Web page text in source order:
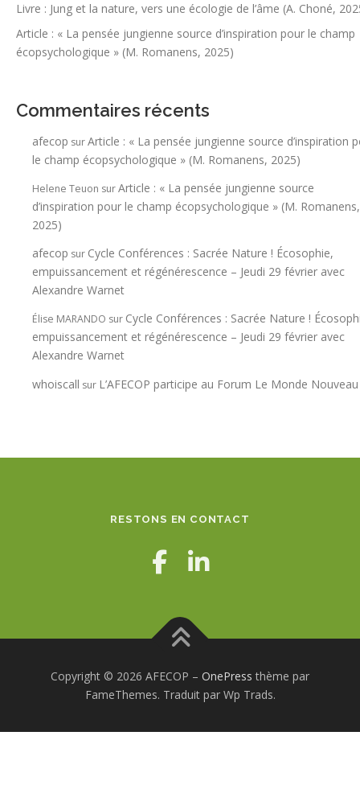
Livre : Jung et la nature, vers une écologie de l’âme (A. Choné,
Article : « La pensée jungienne source d’inspiration pour le champ
écopsychologique » (M. Romanens, 2025)
Commentaires récents
afecop surArticle : « La pensée jungienne source d’inspiration
le champ écopsychologique » (M. Romanens, 2025)
Helene Teuon surArticle : « La pensée jungienne source
d’inspiration pour le champ écopsychologique » (M. Romanens,
2025)
afecop sur Cycle Conférences : Sacrée Nature ! Écosophie,
empuissancement et régénérescence – Jeudi 29 février avec
Alexandre Warnet
Élise MARANDO sur Cycle Conférences : Sacrée Nature !
empuissancement et régénérescence – Jeudi 29 février avec
Alexandre Warnet
whoiscall sur L’AFECOP participe au Forum Le Monde Nouveau
RESTONS EN CONTACT
Copyright © 2026 AFECOP – OnePress thème par
FameThemes. Traduit par Wp Trads.